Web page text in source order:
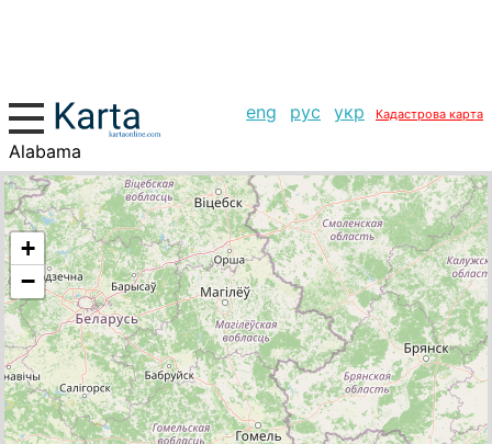
eng рус укр Кадастрова карта
Alabama
+
−